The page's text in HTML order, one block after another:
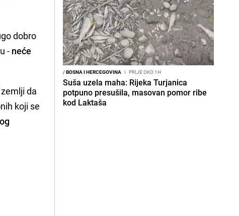
dobro
- neće
da
koji se
/BOSNA I HERCEGOVINA I PRIJE OKO 1H
Suša uzela maha: Rijeka Turjanica
potpuno presušila, masovan pomor ribe
kod Laktaša